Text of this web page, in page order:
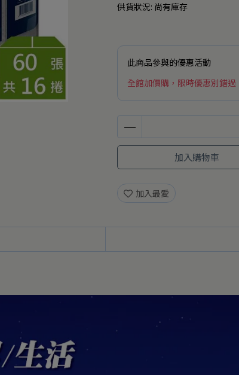
供貨狀況: 尚有庫存
此商品參與的優惠活動
全館加價購，限時優惠別錯過
加入購物車
加入最愛